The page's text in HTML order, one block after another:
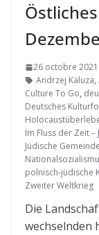
26 octobre 2021
Andrzej Kaluza,
Culture To Go,
Deutsches
Im Fluss der Zeit
Jüdische
polnisch-jüdische
Zweiter Weltkrieg
Die
wechselnden